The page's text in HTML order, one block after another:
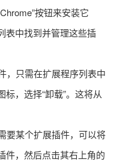
按钮来安装它
表中找到并管理这些插
，只需在扩展程序列表中
，选择“卸载”。这将从
要某个扩展插件，可以将
件，然后点击其右上角的